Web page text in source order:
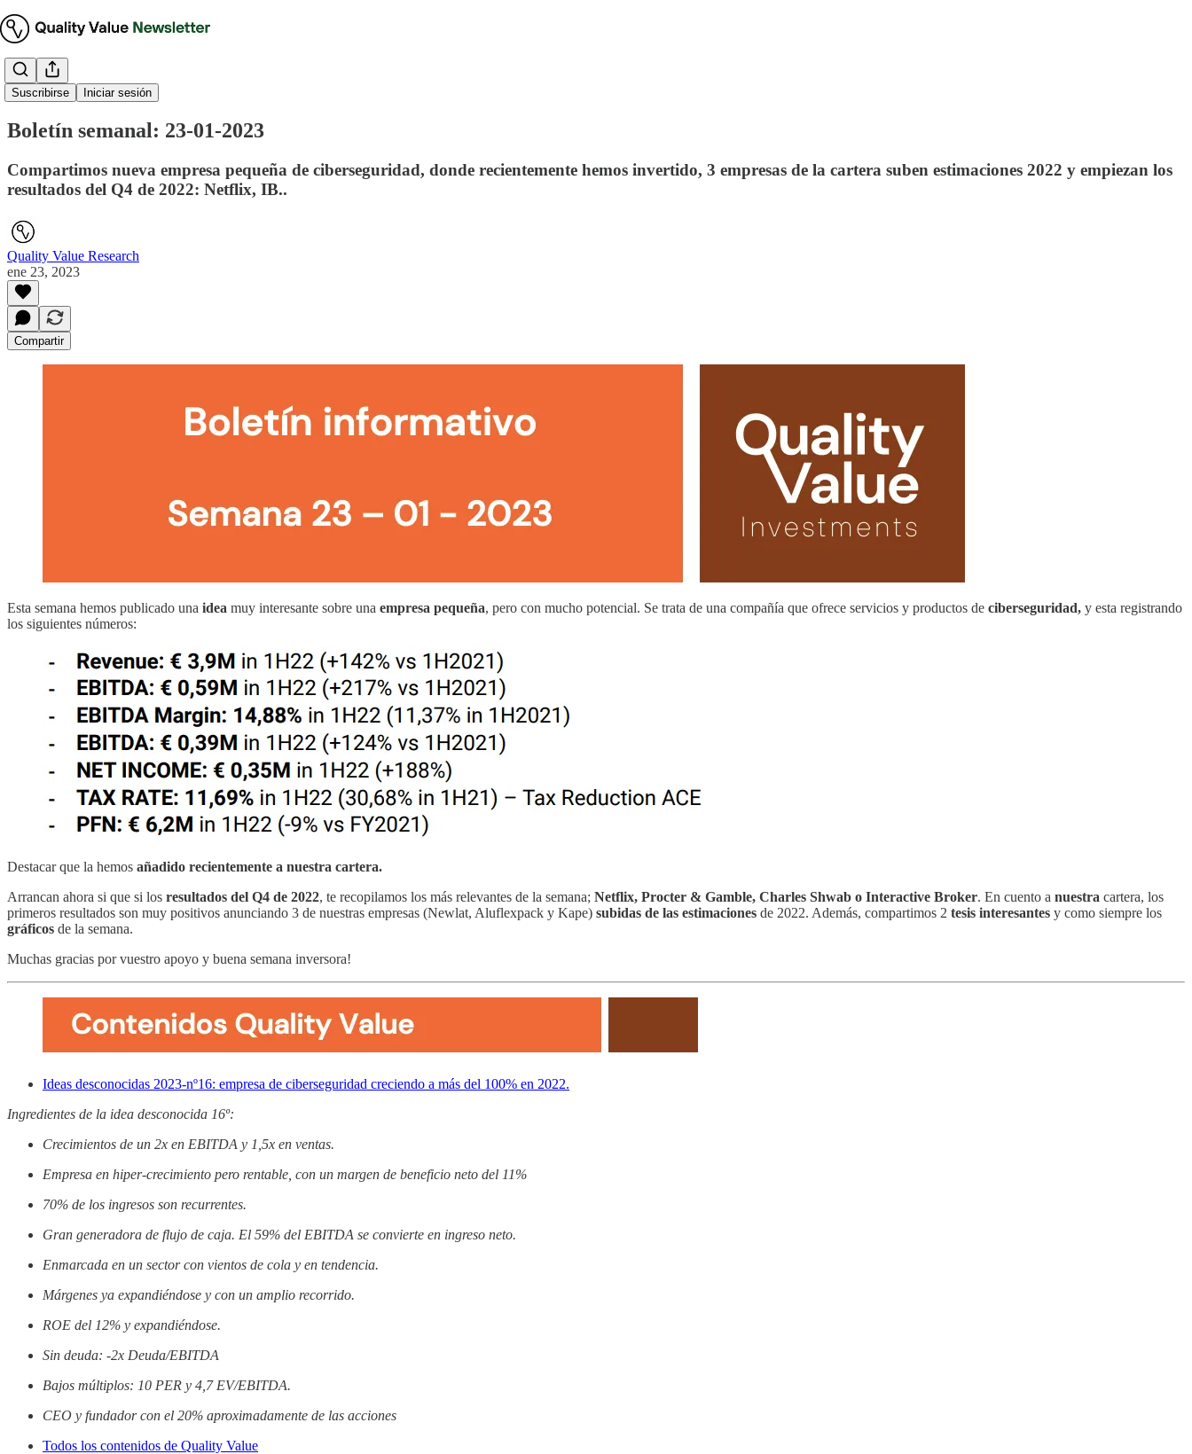
Suscribirse Iniciar sesión
Boletín Ejecutivo
Boletín semanal: 23-01-2023
Compartimos nueva empresa pequeña de ciberseguridad, donde recientemente hemos invertido, 3 empresas de la cartera suben estimaciones 2022 y empiezan los
resultados del Q4 de 2022: Netflix, IB..
Quality Value Research
ene 23, 2023
Compartir
Esta semana hemos publicado una idea muy interesante sobre una empresa pequeña, pero con mucho potencial. Se trata de una compañía que ofrece servicios y productos de ciberseguridad, y esta registrando
los siguientes números:
Destacar que la hemos añadido recientemente a nuestra cartera.
Arrancan ahora si que si los resultados del Q4 de 2022, te recopilamos los más relevantes de la semana; Netflix, Procter & Gamble, Charles Shwab o Interactive Broker. En cuento a nuestra cartera, los
primeros resultados son muy positivos anunciando 3 de nuestras empresas (Newlat, Aluflexpack y Kape) subidas de las estimaciones de 2022. Además, compartimos 2 tesis interesantes y como siempre los
gráficos de la semana.
Muchas gracias por vuestro apoyo y buena semana inversora!
Ideas desconocidas 2023-nº16: empresa de ciberseguridad creciendo a más del 100% en 2022.
Ingredientes de la idea desconocida 16º:
Crecimientos de un 2x en EBITDA y 1,5x en ventas.
Empresa en hiper-crecimiento pero rentable, con un margen de beneficio neto del 11%
70% de los ingresos son recurrentes.
Gran generadora de flujo de caja. El 59% del EBITDA se convierte en ingreso neto.
Enmarcada en un sector con vientos de cola y en tendencia.
Márgenes ya expandiéndose y con un amplio recorrido.
ROE del 12% y expandiéndose.
Sin deuda: -2x Deuda/EBITDA
Bajos múltiplos: 10 PER y 4,7 EV/EBITDA.
CEO y fundador con el 20% aproximadamente de las acciones
Todos los contenidos de Quality Value